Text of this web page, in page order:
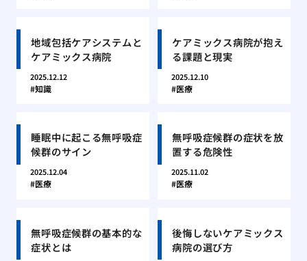
地域包括ケアシステムと
ケアミックス病院
2025.12.12
知識
ケアミックス病院が抱え
る課題と現実
2025.12.10
医療
睡眠中に起こる無呼吸症
候群のサイン
2025.12.04
医療
無呼吸症候群の症状を放
置する危険性
2025.11.02
医療
無呼吸症候群の基本的な
症状とは
後悔しないケアミックス
病院の選び方